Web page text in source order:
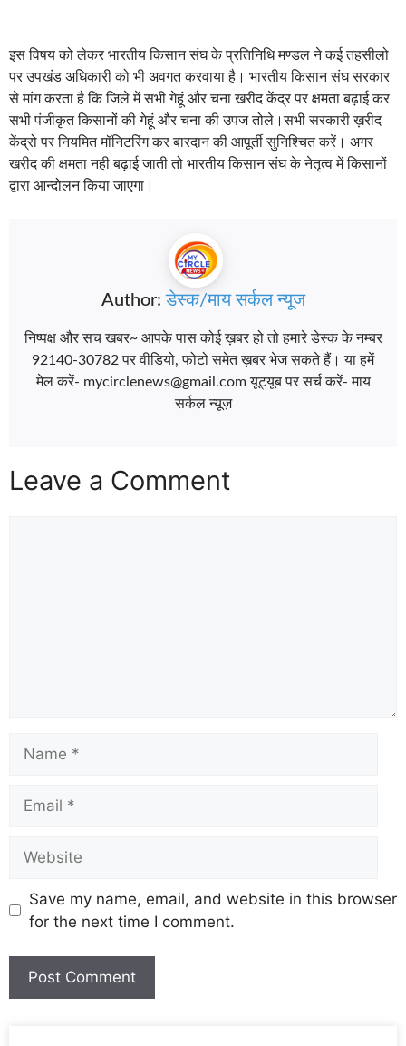
इस विषय को लेकर भारतीय किसान संघ के प्रतिनिधि मण्डल ने कई तहसीलो
पर उपखंड अधिकारी को भी अवगत करवाया है। भारतीय किसान संघ सरकार
से मांग करता है कि जिले में सभी गेहूं और चना खरीद केंद्र पर क्षमता बढ़ाई कर
सभी पंजीकृत किसानों की गेहूं और चना की उपज तोले।सभी सरकारी ख़रीद
केंद्रो पर नियमित मॉनिटरिंग कर बारदान की आपूर्ती सुनिश्चित करें। अगर
खरीद की क्षमता नही बढ़ाई जाती तो भारतीय किसान संघ के नेतृत्व में किसानों
द्वारा आन्दोलन किया जाएगा।
Author:डेस्क/माय सर्कल न्यूज
निष्पक्ष और सच खबर~ आपके पास कोई ख़बर हो तो हमारे डेस्क के नम्बर
92140-30782 पर वीडियो, फोटो समेत ख़बर भेज सकते हैं। या हमें
मेल करें- mycirclenews@gmail.com यूट्यूब पर सर्च करें- माय
सर्कल न्यूज़
Leave a Comment
Save my name, email, and website in this browser
for the next time I comment.